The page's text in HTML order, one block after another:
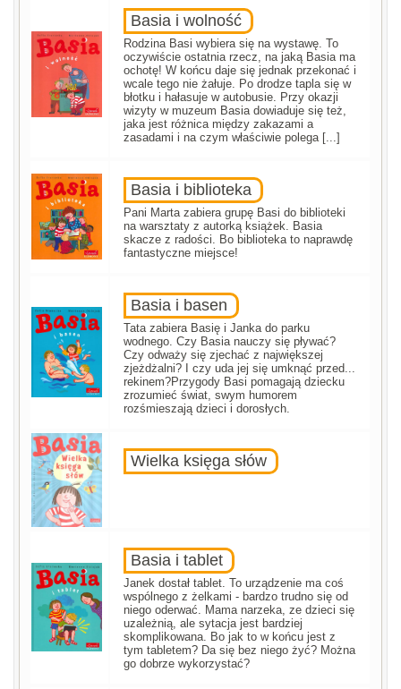
Basia i wolność
Rodzina Basi wybiera się na wystawę. To
oczywiście ostatnia rzecz, na jaką Basia ma
ochotę! W końcu daje się jednak przekonać i
wcale tego nie żałuje. Po drodze tapla się w
błotku i hałasuje w autobusie. Przy okazji
wizyty w muzeum Basia dowiaduje się też,
jaka jest różnica między zakazami a
zasadami i na czym właściwie polega [...]
Basia i biblioteka
Pani Marta zabiera grupę Basi do biblioteki
na warsztaty z autorką książek. Basia
skacze z radości. Bo biblioteka to naprawdę
fantastyczne miejsce!
Basia i basen
Tata zabiera Basię i Janka do parku
wodnego. Czy Basia nauczy się pływać?
Czy odważy się zjechać z największej
zjeżdżalni? I czy uda jej się umknąć przed...
rekinem?Przygody Basi pomagają dziecku
zrozumieć świat, swym humorem
rozśmieszają dzieci i dorosłych.
Wielka księga słów
Basia i tablet
Janek dostał tablet. To urządzenie ma coś
wspólnego z żelkami - bardzo trudno się od
niego oderwać. Mama narzeka, ze dzieci się
uzależnią, ale sytacja jest bardziej
skomplikowana. Bo jak to w końcu jest z
tym tabletem? Da się bez niego żyć? Można
go dobrze wykorzystać?